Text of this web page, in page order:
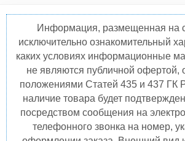
Информация, размещенная на
исключительно ознакомительный
каких условиях информационные
не являются публичной офертой,
положениями Статей 435 и 437 ГК
наличие товара будет
посредством сообщения на
телефонного звонка на номер,